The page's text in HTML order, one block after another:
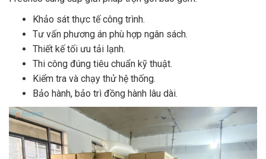
Khảo sát thực tế công trình.
Tư vấn phương án phù hợp ngân sách.
Thiết kế tối ưu tải lạnh.
Thi công đúng tiêu chuẩn kỹ thuật.
Kiểm tra và chạy thử hệ thống.
Bảo hành, bảo trì đồng hành lâu dài.